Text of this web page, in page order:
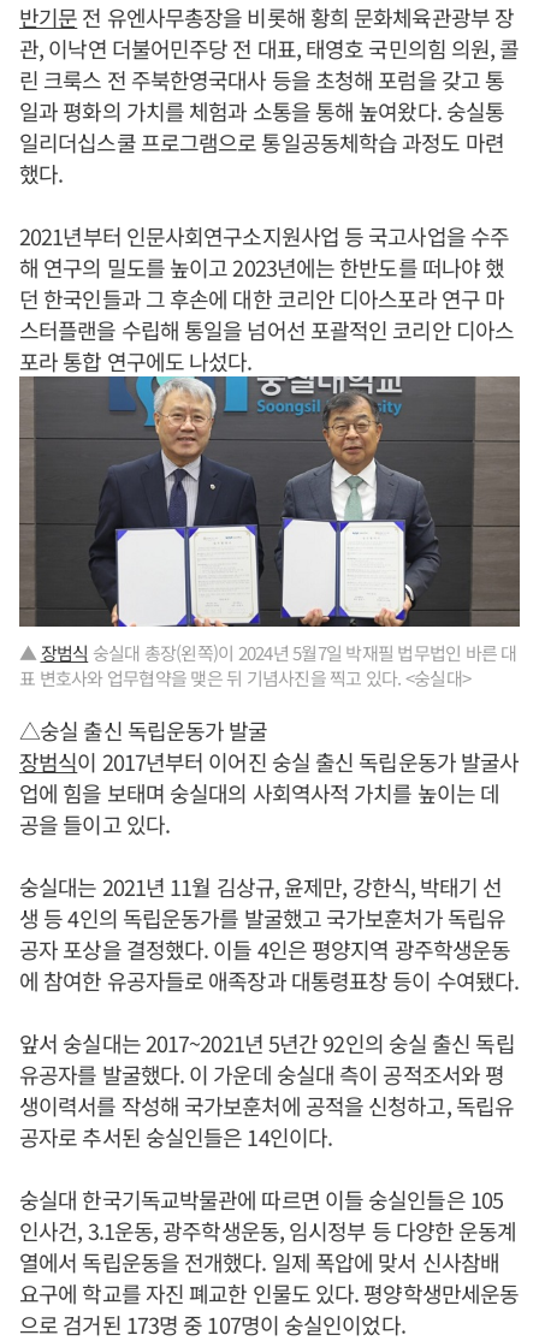
반기문전 유엔사무총장을 비롯해 황희 문화체육관광부 장
관, 이낙연 더불어민주당 전 대표, 태영호 국민의힘 의원, 콜
린 크룩스 전 주북한영국대사 등을 초청해 포럼을 갖고 통
일과 평화의 가치를 체험과 소통을 통해 높여왔다. 숭실통
일리더십스쿨 프로그램으로 통일공동체학습 과정도 마련
했다.
2021년부터 인문사회연구소지원사업 등 국고사업을 수주
해 연구의 밀도를 높이고 2023년에는 한반도를 떠나야 했
던 한국인들과 그 후손에 대한 코리안 디아스포라 연구 마
스터플랜을 수립해 통일을 넘어선 포괄적인 코리안 디아스
포라 통합 연구에도 나섰다.
▲ 장범식 숭실대 총장(왼쪽)이 2024년 5월7일 박재필 법무법인 바른 대
표 변호사와 업무협약을 맺은 뒤 기념사진을 찍고 있다. <숭실대>
△숭실 출신 독립운동가 발굴
장범식이 2017년부터 이어진 숭실 출신 독립운동가 발굴사
업에 힘을 보태며 숭실대의 사회역사적 가치를 높이는 데
공을 들이고 있다.
숭실대는 2021년 11월 김상규, 윤제만, 강한식, 박태기 선
생 등 4인의 독립운동가를 발굴했고 국가보훈처가 독립유
공자 포상을 결정했다. 이들 4인은 평양지역 광주학생운동
에 참여한 유공자들로 애족장과 대통령표창 등이 수여됐다.
앞서 숭실대는 2017~2021년 5년간 92인의 숭실 출신 독립
유공자를 발굴했다. 이 가운데 숭실대 측이 공적조서와 평
생이력서를 작성해 국가보훈처에 공적을 신청하고, 독립유
공자로 추서된 숭실인들은 14인이다.
숭실대 한국기독교박물관에 따르면 이들 숭실인들은 105
인사건, 3.1운동, 광주학생운동, 임시정부 등 다양한 운동계
열에서 독립운동을 전개했다. 일제 폭압에 맞서 신사참배
요구에 학교를 자진 폐교한 인물도 있다. 평양학생만세운동
으로 검거된 173명 중 107명이 숭실인이었다.